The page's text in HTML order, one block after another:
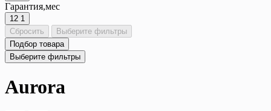
Гарантия,мес
12 1
Сбросить
Выберите фильтры
Подбор товара
Выберите фильтры
Aurora